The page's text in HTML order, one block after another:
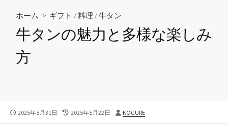
ホーム > ギフト /料理 /牛タン
牛タンの魅力と多様な楽しみ
方
公
2025年5月31日
最
2025年5月22日
投
KOGURE